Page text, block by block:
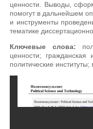
ценности. Выводы,
помогут в дальнейшем
и инструменты
тематике
Ключевые слова:
ценности; гражданская
политические